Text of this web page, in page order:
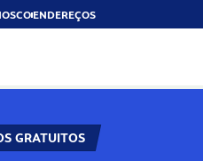
ENDEREÇOS
GRATUITOS